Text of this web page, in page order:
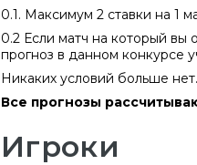
0.1. Максимум 2 ставки на 1
0.2 Если матч на который
прогноз в данном конкурсе
Никаких условий больше
Все прогнозы
Игроки